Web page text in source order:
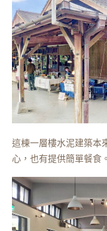
這棟一層樓水泥建築本
心，也有提供簡單餐食。